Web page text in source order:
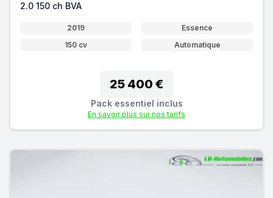
2.0 150 ch BVA
2019
Essence
150 cv
Automatique
25 400 €
Pack essentiel inclus
En savoir plus sur nos tarifs